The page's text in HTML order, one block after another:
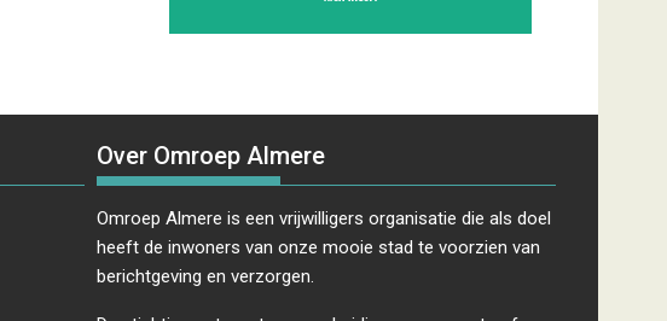
Over Omroep Almere
Omroep Almere is een vrijwilligers organisatie die als doel
heeft de inwoners van onze mooie stad te voorzien van
berichtgeving en verzorgen.